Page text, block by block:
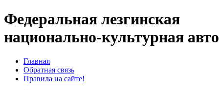
Федеральная лезгинская
национально-культурная
Главная
Обратная связь
Правила на сайте!